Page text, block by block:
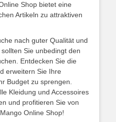
Shop bietet eine
Artikeln zu attraktiven
nach guter Qualität und
Sie unbedingt den
Entdecken Sie die
erweitern Sie Ihre
Budget zu sprengen.
Kleidung und Accessoires
und profitieren Sie von
Online Shop!